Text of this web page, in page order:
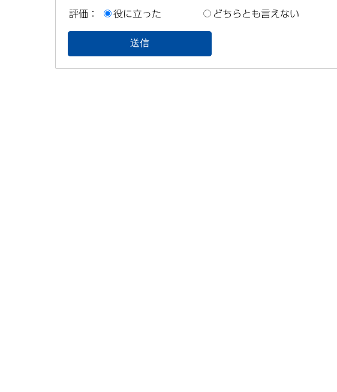
評価： 役に立った どちらとも言えない